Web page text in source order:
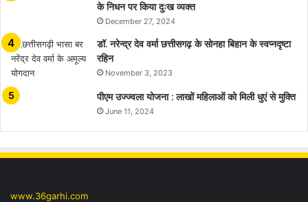
के निधन पर किया दुःख व्यक्त
December 27, 2024
डॉ. नरेन्द्र देव वर्मा छत्तीसगढ़ के सोनहा बिहान के स्वप्नदृष्टा
रहिन
November 3, 2023
पीएम उज्ज्वला योजना : लाखों महिलाओं को मिली धुएं से मुक्ति
June 11, 2024
www.36garhi.com